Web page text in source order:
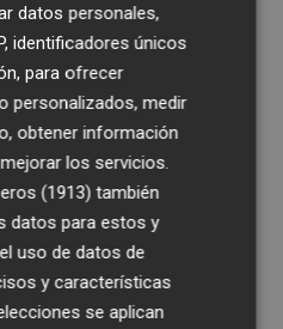
un baño de masas en su
digo que soy de Foios"
Torres
a Paco Rabal de Águilas a la
recupera la voz y la mirada
Buonanotte con su fichaje
datos personales,
identificadores únicos
para ofrecer
personalizados, medir
obtener información
los servicios.
(1913) también
datos para estos y
uso de datos de
y características
se aplican